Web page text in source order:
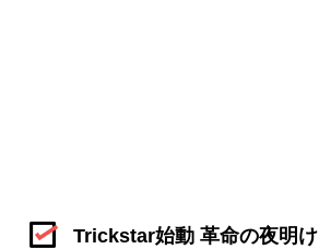
Trickstar始動 革命の夜明け